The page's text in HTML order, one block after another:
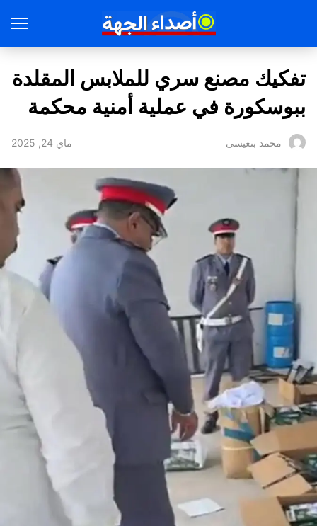
تفكيك مصنع سري للملابس المقلدة
ببوسكورة في عملية أمنية محكمة
محمد بنعيسى ماي 24, 2025